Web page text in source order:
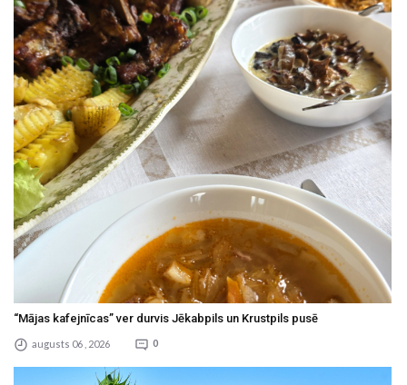
“Mājas kafejnīcas” ver durvis Jēkabpils un Krustpils pusē
augusts 06 , 2026 0